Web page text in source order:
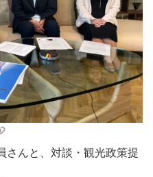
さんと、対談・観光政策提